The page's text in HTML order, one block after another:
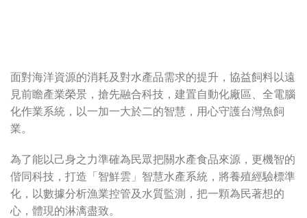
面對海洋資源的消耗及對水產品需求的提升，協益飼料以遠
見前瞻產業榮景，搶先融合科技，建置自動化廠區、全電腦
化作業系統，以一加一大於二的智慧，用心守護台灣魚飼
業。
為了能以己身之力準確為民眾把關水產食品來源，更機智的
偕同科技，打造「智鮮雲」智慧水產系統，將養殖經驗標準
化，以數據分析漁業控管及水質監測，把一顆為民著想的
心，體現的淋漓盡致。